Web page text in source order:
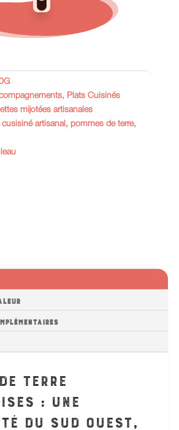
, Plats Cuisinés
mijotées artisanales
cusisiné artisanal , pommes de terre,
de terre
: une
du Sud Ouest,